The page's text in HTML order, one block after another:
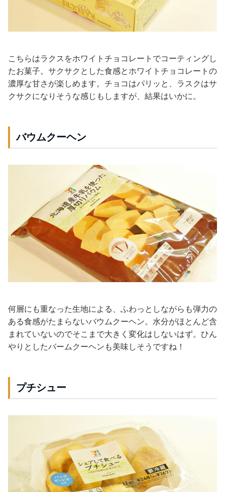
こちらはラクスをホワイトチョコレートでコーティングし
たお菓子。サクサクとした食感とホワイトチョコレートの
濃厚な甘さが楽しめます。チョコはパリッと、ラスクはサ
クサクになりそうな感じもしますが、結果はいかに。
バウムクーヘン
何層にも重なった生地による、ふわっとしながらも弾力の
ある食感がたまらないバウムクーヘン。水分がほとんど含
まれていないのでそこまで大きく変化はしないはず。ひん
やりとしたバームクーヘンも美味しそうですね！
プチシュー